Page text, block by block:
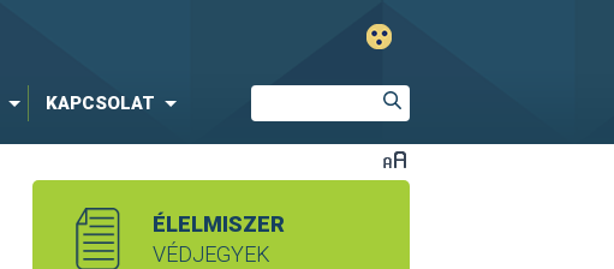
KAPCSOLAT
ÉLELMISZER
VÉDJEGYEK